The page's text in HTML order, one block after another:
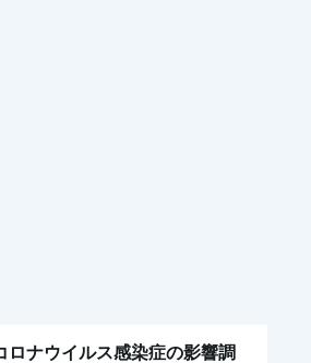
ロナウイルス感染症の影響調